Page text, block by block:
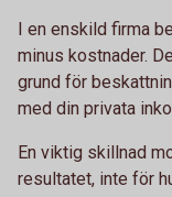
I en enskild firma
minus kostnader.
grund för
med din privata
En viktig skillnad
resultatet, inte för